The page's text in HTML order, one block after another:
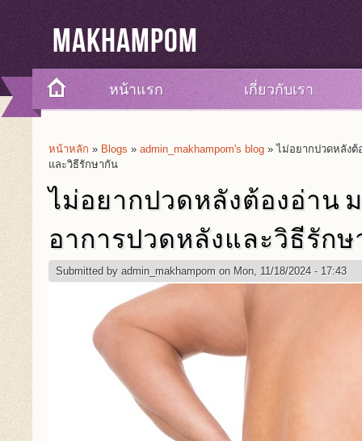
Makhampom
หน้าแรก เกี่ยวกับเรา
You Are Here
หน้าหลัก » Blogs » admin_makhampom's blog » ไม่อยากปวดหลังต้
และวิธีรักษากัน
ไม่อยากปวดหลังต้องอ่าน
อาการปวดหลังและวิธีรัก
Submitted by admin_makhampom on Mon, 11/18/2024 - 17:43